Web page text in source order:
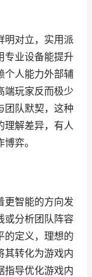
明对立，实用派
专业设备能提升
个人能力外部辅
端玩家反而极少
团队默契，这种
理解差异，有人
弈。
更智能的方向发
或分析团队阵容
的定义，理想的
其转化为游戏内
指导优化游戏内